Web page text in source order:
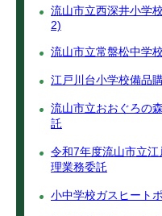
流山市立西深井小学
2)
流山市立常盤松中学
江戸川台小学校備品
流山市立おおぐろの
託
令和7年度流山市立
理業務委託
小中学校ガスヒート